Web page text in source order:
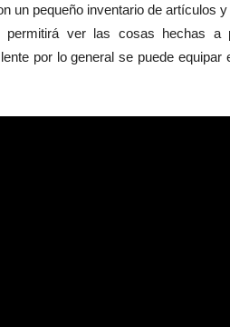
un pequeño inventario de artículos
ver las cosas hechas a
por lo general se puede equipar